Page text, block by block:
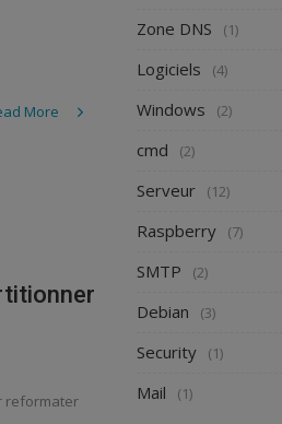
More
reformater
Zone DNS (1)
Logiciels (4)
Windows (2)
cmd (2)
Serveur (12)
Raspberry (7)
SMTP (2)
Debian (3)
Security (1)
Mail (1)